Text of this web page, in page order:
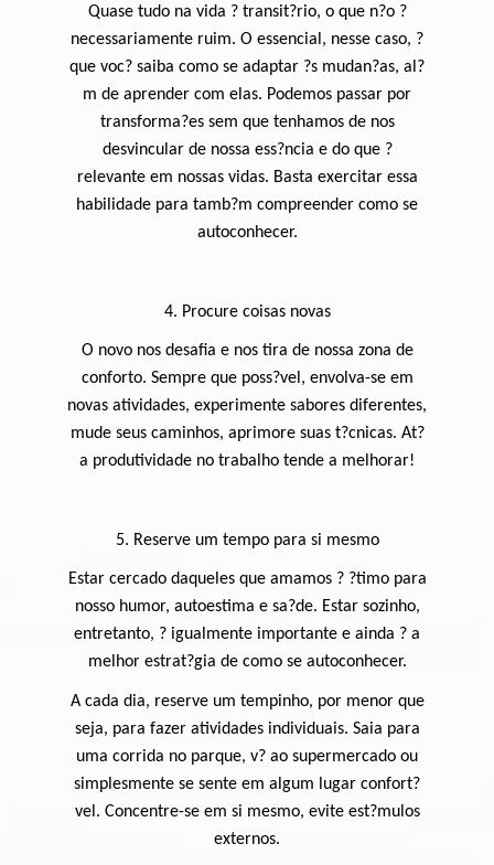
Quase tudo na vida ? transit?rio, o que n?o ?
necessariamente ruim. O essencial, nesse caso, ?
que voc? saiba como se adaptar ?s mudan?as, al?
m de aprender com elas. Podemos passar por
transforma?es sem que tenhamos de nos
desvincular de nossa ess?ncia e do que ?
relevante em nossas vidas. Basta exercitar essa
habilidade para tamb?m compreender como se
autoconhecer.
4. Procure coisas novas
O novo nos desafia e nos tira de nossa zona de
conforto. Sempre que poss?vel, envolva-se em
novas atividades, experimente sabores diferentes,
mude seus caminhos, aprimore suas t?cnicas. At?
a produtividade no trabalho tende a melhorar!
5. Reserve um tempo para si mesmo
Estar cercado daqueles que amamos ? ?timo para
nosso humor, autoestima e sa?de. Estar sozinho,
entretanto, ? igualmente importante e ainda ? a
melhor estrat?gia de como se autoconhecer.
A cada dia, reserve um tempinho, por menor que
seja, para fazer atividades individuais. Saia para
uma corrida no parque, v? ao supermercado ou
simplesmente se sente em algum lugar confort?
vel. Concentre-se em si mesmo, evite est?mulos
externos.